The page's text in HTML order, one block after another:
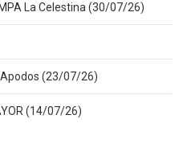
La Celestina (30/07/26)
Apodos (23/07/26)
(14/07/26)